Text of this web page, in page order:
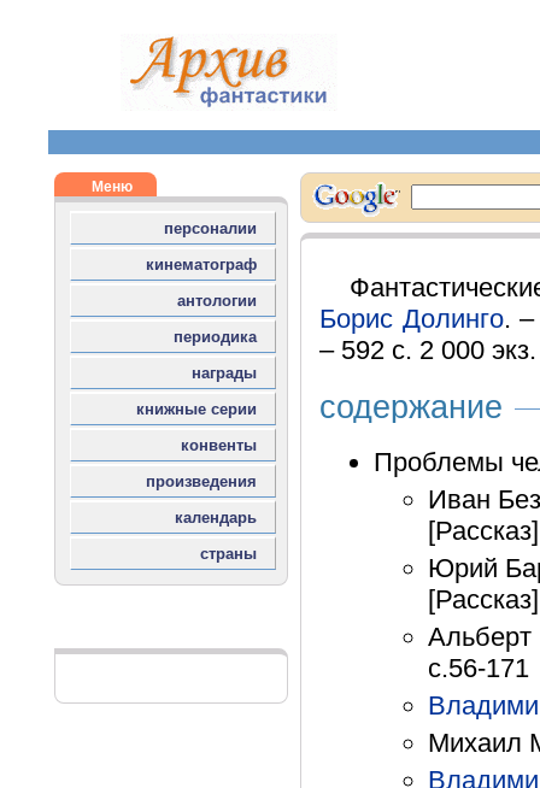
Борис Долинго. –
– 592 с. 2 000
содержание
Проблемы
Иван
Юрий
Альберт
с.56-171
Михаил